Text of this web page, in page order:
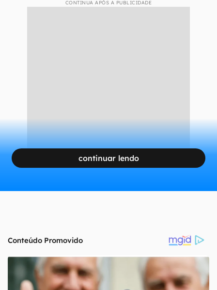
CONTINUA APÓS A PUBLICIDADE
continuar lendo